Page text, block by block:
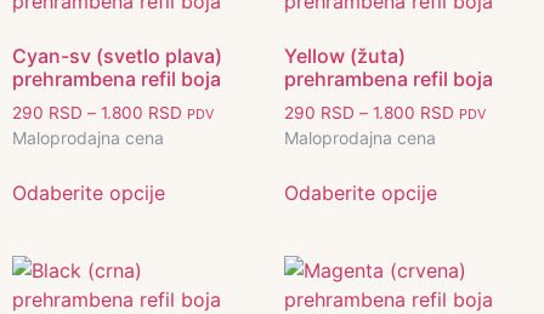
Cyan-sv (svetlo plava)
prehrambena refil boja
290 RSD – 1.800 RSD PDV
Maloprodajna cena
Odaberite opcije
Yellow (žuta)
prehrambena refil boja
290 RSD – 1.800 RSD PDV
Maloprodajna cena
Odaberite opcije